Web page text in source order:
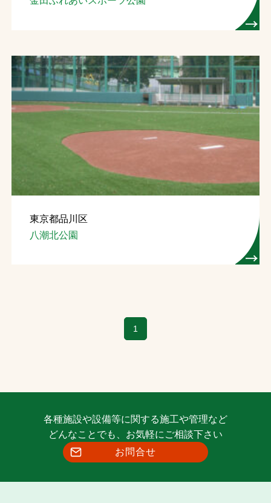
東京都品川区
八潮北公園
1
各種施設や設備等に関する施工や管理など
どんなことでも、お気軽にご相談下さい
お問合せ